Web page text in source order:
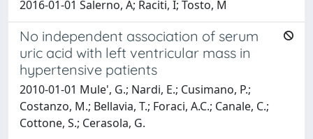
2016-01-01 Salerno, A; Raciti, I; Tosto, M
No independent association of serum
uric acid with left ventricular mass in
hypertensive patients
2010-01-01 Mule', G.; Nardi, E.; Cusimano, P.;
Costanzo, M.; Bellavia, T.; Foraci, A.C.; Canale, C.;
Cottone, S.; Cerasola, G.